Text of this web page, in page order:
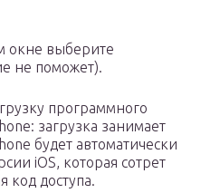
окне выберите
не поможет).
программного
загрузка занимает
будет автоматически
iOS, которая сотрет
код доступа.